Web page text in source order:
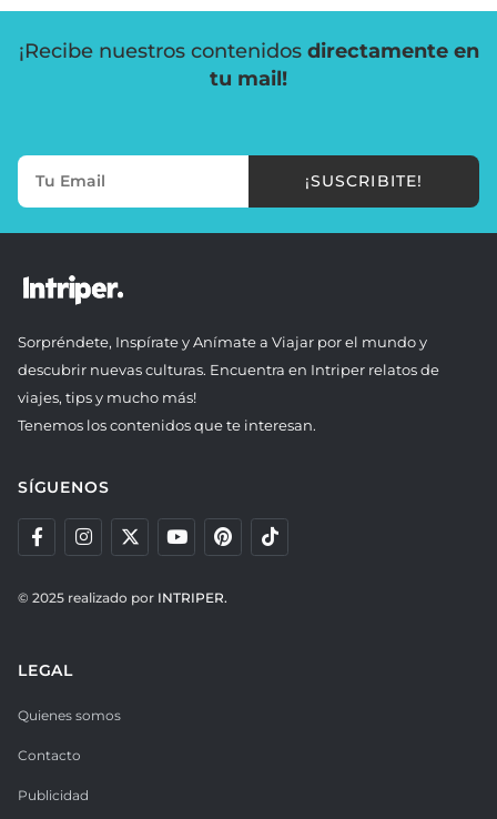
¡Recibe nuestros contenidos directamente en
tu mail!
¡SUSCRIBITE!
Sorpréndete, Inspírate y Anímate a Viajar por el mundo y
descubrir nuevas culturas. Encuentra en Intriper relatos de
viajes, tips y mucho más!
Tenemos los contenidos que te interesan.
SÍGUENOS
© 2025 realizado por INTRIPER.
LEGAL
Quienes somos
Contacto
Publicidad